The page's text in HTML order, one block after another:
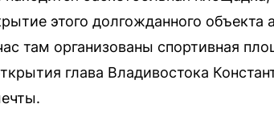
этого долгожданного объекта
там организованы спортивная
глава Владивостока